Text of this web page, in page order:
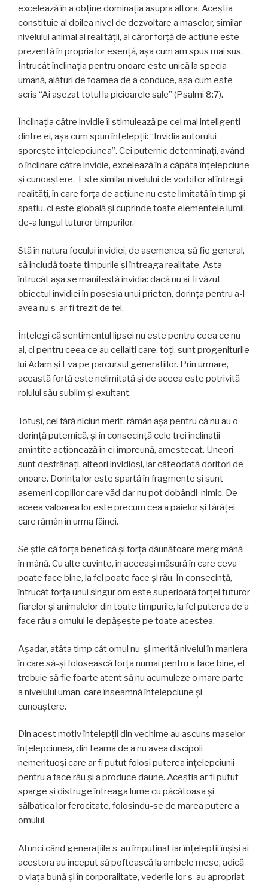
excelează în a obţine dominaţia asupra altora. Aceștia
constituie al doilea nivel de dezvoltare a maselor, similar
nivelului animal al realităţii, al căror forţă de acţiune este
prezentă în propria lor esenţă, aşa cum am spus mai sus.
Întrucât înclinația pentru onoare este unică la specia
umană, alături de foamea de a conduce, aşa cum este
scris “Ai așezat totul la picioarele sale” (Psalmi 8:7).
Înclinaţia către invidie îi stimulează pe cei mai inteligenţi
dintre ei, aşa cum spun înţelepţii: “Invidia autorului
sporeşte înțelepciunea”. Cei puternic determinaţi, având
o înclinare către invidie, excelează în a căpăta înţelepciune
şi cunoaştere. Este similar nivelului de vorbitor al întregii
realităţi, în care forţa de acţiune nu este limitată în timp şi
spaţiu, ci este globală şi cuprinde toate elementele lumii,
de-a lungul tuturor timpurilor.
Stă în natura focului invidiei, de asemenea, să fie general,
să includă toate timpurile şi întreaga realitate. Asta
întrucât aşa se manifestă invidia: dacă nu ai fi văzut
obiectul invidiei în posesia unui prieten, dorinţa pentru a-l
avea nu s-ar fi trezit de fel.
Înţelegi că sentimentul lipsei nu este pentru ceea ce nu
ai, ci pentru ceea ce au ceilalţi care, toţi, sunt progeniturile
lui Adam și Eva pe parcursul generaţiilor. Prin urmare,
această forță este nelimitată şi de aceea este potrivită
rolului său sublim şi exultant.
Totuşi, cei fără niciun merit, rămân așa pentru că nu au o
dorință puternică, și în consecință cele trei înclinații
amintite acţionează în ei împreună, amestecat. Uneori
sunt desfrânaţi, alteori invidioși, iar câteodată doritori de
onoare. Dorința lor este spartă în fragmente și sunt
asemeni copiilor care văd dar nu pot dobândi nimic. De
aceea valoarea lor este precum cea a paielor şi tărâţei
care rămân în urma făinei.
Se ştie că forța benefică și forța dăunătoare merg mână
în mână. Cu alte cuvinte, în aceeaşi măsură în care ceva
poate face bine, la fel poate face şi rău. În consecință,
întrucât forța unui singur om este superioară forței tuturor
fiarelor și animalelor din toate timpurile, la fel puterea de a
face rău a omului le depășește pe toate acestea.
Aşadar, atâta timp cât omul nu-şi merită nivelul în maniera
în care să-şi folosească forţa numai pentru a face bine, el
trebuie să fie foarte atent să nu acumuleze o mare parte
a nivelului uman, care înseamnă înţelepciune şi
cunoaştere.
Din acest motiv înțelepții din vechime au ascuns maselor
înțelepciunea, din teama de a nu avea discipoli
nemerituoşi care ar fi putut folosi puterea înţelepciunii
pentru a face rău și a produce daune. Aceştia ar fi putut
sparge şi distruge întreaga lume cu păcătoasa şi
sălbatica lor ferocitate, folosindu-se de marea putere a
omului.
Atunci când generaţiile s-au împuţinat iar înţelepţii înşişi ai
acestora au început să poftească la ambele mese, adică
o viața bună şi în corporalitate, vederile lor s-au apropriat